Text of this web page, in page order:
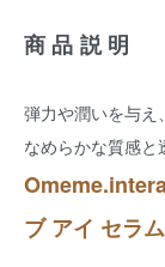
商品説明
弾力や潤いを与え、
なめらかな質感と
ブ アイ セラ